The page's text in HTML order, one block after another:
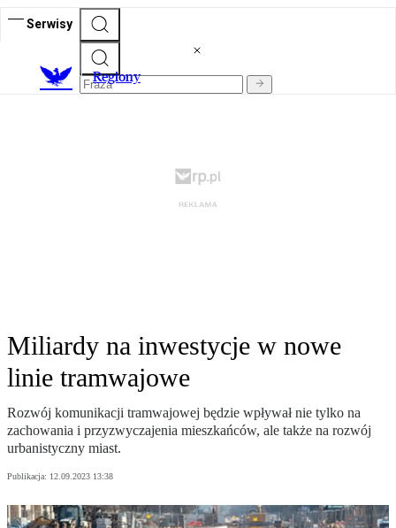
Serwisy
Regiony
Miliardy na inwestycje w nowe
linie tramwajowe
Rozwój komunikacji tramwajowej będzie wpływał nie tylko na
zachowania i przyzwyczajenia mieszkańców, ale także na rozwój
urbanistyczny miast.
Publikacja: 12.09.2023 13:38